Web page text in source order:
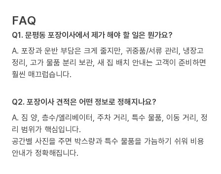
FAQ
Q1. 문평동 포장이사에서 제가 해야 할 일은 뭔가요?
A. 포장과 운반 부담은 크게 줄지만, 귀중품/서류 관리, 냉장고
정리, 고가 물품 분리 보관, 새 집 배치 안내는 고객이 준비하면
훨씬 매끄럽습니다.
Q2. 포장이사 견적은 어떤 정보로 정해지나요?
A. 짐 양, 층수/엘리베이터, 주차 거리, 특수 물품, 이동 거리, 정
리 범위가 핵심입니다.
공간별 사진을 주면 박스량과 특수 물품을 가늠하기 쉬워 비용
안내가 정확해집니다.